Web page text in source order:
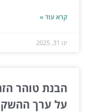
קרא עוד »
ינו 31, 2025
הבנת טוהר
על ערך